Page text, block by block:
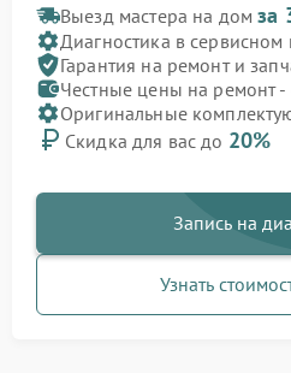
Выезд мастера на домза
Диагностика в сервисном
Гарантия на ремонт и
Честные цены на ремонт -
Оригинальные
Скидка для вас до 20%
Запись на
Узнать